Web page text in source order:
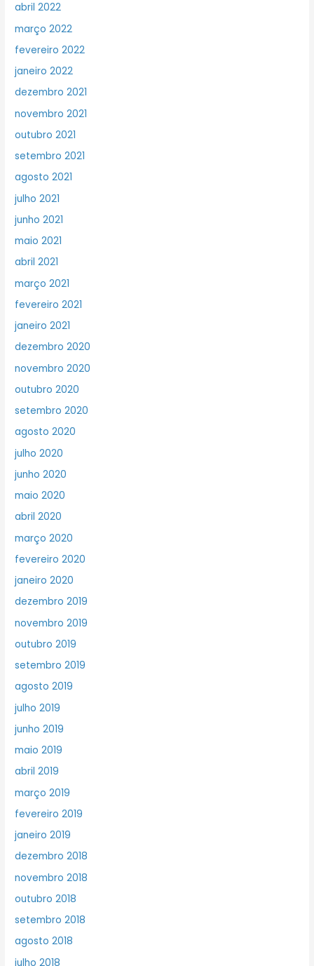
abril 2022
março 2022
fevereiro 2022
janeiro 2022
dezembro 2021
novembro 2021
outubro 2021
setembro 2021
agosto 2021
julho 2021
junho 2021
maio 2021
abril 2021
março 2021
fevereiro 2021
janeiro 2021
dezembro 2020
novembro 2020
outubro 2020
setembro 2020
agosto 2020
julho 2020
junho 2020
maio 2020
abril 2020
março 2020
fevereiro 2020
janeiro 2020
dezembro 2019
novembro 2019
outubro 2019
setembro 2019
agosto 2019
julho 2019
junho 2019
maio 2019
abril 2019
março 2019
fevereiro 2019
janeiro 2019
dezembro 2018
novembro 2018
outubro 2018
setembro 2018
agosto 2018
julho 2018